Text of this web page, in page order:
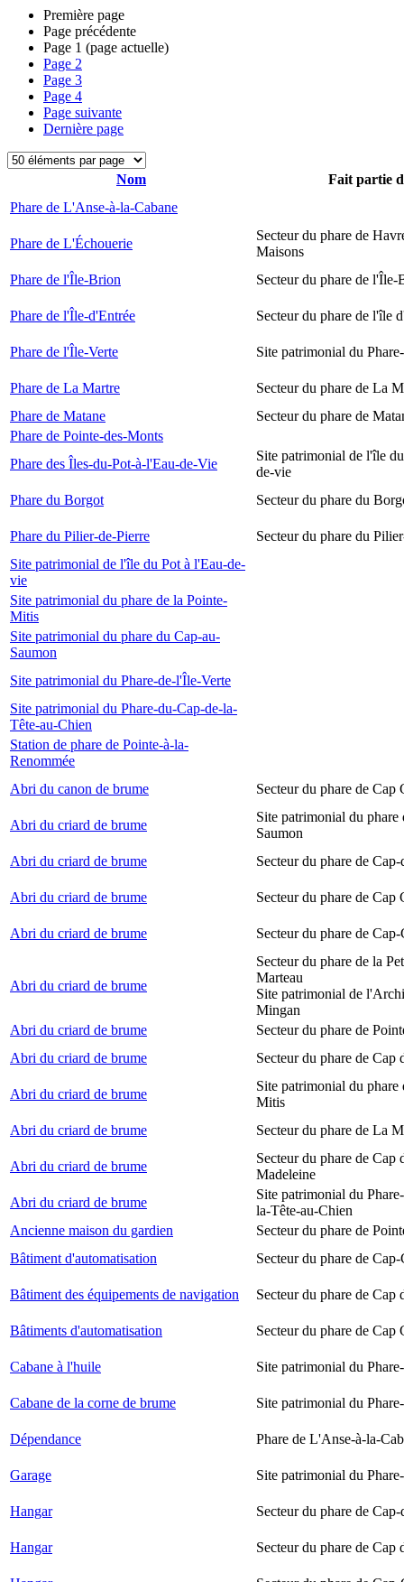
Première page
Page précédente
Page 1 (page actuelle)
Page 2
Page 3
Page 4
Page suivante
Dernière page
Nom
Fait partie
Phare de L'Anse-à-la-Cabane
Phare de L'Échouerie
Secteur du phare de
Maisons
Phare de l'Île-Brion
Secteur du phare de l'Île-
Phare de l'Île-d'Entrée Secteur du phare de l'île
Phare de l'Île-Verte Site patrimonial du
Phare de La Martre
Secteur du phare de La
Phare de Matane
Secteur du phare de
Phare de Pointe-des-Monts
Phare des Îles-du-Pot-à-l'Eau-de-Vie
Site patrimonial de l'île
de-vie
Phare du Borgot
Secteur du phare du
Phare du Pilier-de-Pierre
Secteur du phare du
Site patrimonial de l'île du Pot à l'Eau-de-
vie
Site patrimonial du phare de la Pointe-
Mitis
Site patrimonial du phare du Cap-au-
Saumon
Site patrimonial du Phare-de-l'Île-Verte
Site patrimonial du Phare-du-Cap-de-la-
Tête-au-Chien
Station de phare de Pointe-à-la-
Renommée
Abri du canon de brume
Secteur du phare de Cap
Abri du criard de brume
Site patrimonial du phare
Saumon
Abri du criard de brume
Secteur du phare de Cap-
Abri du criard de brume Secteur du phare de Cap
Abri du criard de brume Secteur du phare de Cap-
Abri du criard de brume
Secteur du phare de la
Marteau
Site patrimonial de
Mingan
Abri du criard de brume
Secteur du phare de
Abri du criard de brume
Secteur du phare de Cap
Abri du criard de brume
Site patrimonial du phare
Mitis
Abri du criard de brume
Secteur du phare de La
Abri du criard de brume
Secteur du phare de Cap
Madeleine
Abri du criard de brume
Site patrimonial du
la-Tête-au-Chien
Ancienne maison du gardien
Secteur du phare de
Bâtiment d'automatisation
Secteur du phare de Cap-
Bâtiment des équipements de navigation Secteur du phare de Cap
Bâtiments d'automatisation Secteur du phare de Cap
Cabane à l'huile Site patrimonial du
Cabane de la corne de brume Site patrimonial du
Dépendance Phare de L'Anse-à-la-
Garage Site patrimonial du
Hangar Secteur du phare de Cap-
Hangar Secteur du phare de Cap